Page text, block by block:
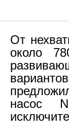
От
около
насос